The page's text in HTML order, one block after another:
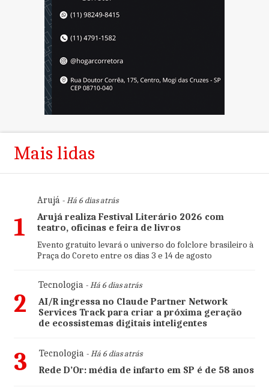
Mais lidas
1
Arujá- Há 6 dias atrás
Arujá realiza Festival Literário 2026 com
teatro, oficinas e feira de livros
Evento gratuito levará o universo do folclore brasileiro à
Praça do Coreto entre os dias 3 e 14 de agosto
2
Tecnologia- Há 6 dias atrás
AI/R ingressa no Claude Partner Network
Services Track para criar a próxima geração
de ecossistemas digitais inteligentes
3 Tecnologia- Há 6 dias atrás
Rede D’Or: média de infarto em SP é de 58 anos